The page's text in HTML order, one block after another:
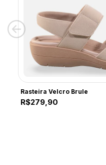
Rasteira Velcro Brule
R$279,90